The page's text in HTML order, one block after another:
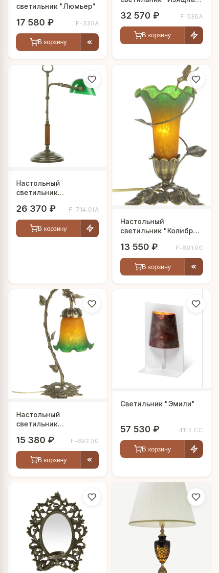
светильник "Люмьер"
17 580 ₽ F-330А
В корзину
32 570 ₽ F-536А
В корзину
Настольный
светильник
26 370 ₽ F-714.01А
В корзину
Настольный
светильник "Колибри
13 550 ₽ F-891.00
В корзину
Настольный
светильник
15 380 ₽ F-892.00
В корзину
Светильник "Эмили"
57 530 ₽ 4114 CC
В корзину